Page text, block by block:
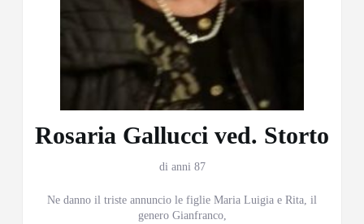
Rosaria Gallucci ved. Storto
di anni 87
Ne danno il triste annuncio le figlie Maria Luigia e Rita, il
genero Gianfranco,